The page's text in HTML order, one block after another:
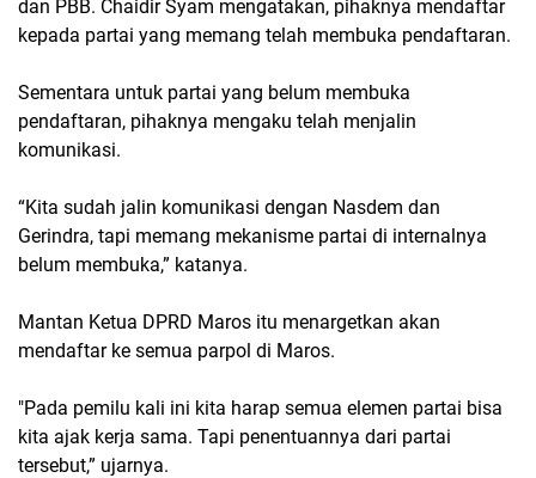
dan PBB. Chaidir Syam mengatakan, pihaknya mendaftar
kepada partai yang memang telah membuka pendaftaran.
Sementara untuk partai yang belum membuka
pendaftaran, pihaknya mengaku telah menjalin
komunikasi.
“Kita sudah jalin komunikasi dengan Nasdem dan
Gerindra, tapi memang mekanisme partai di internalnya
belum membuka,” katanya.
Mantan Ketua DPRD Maros itu menargetkan akan
mendaftar ke semua parpol di Maros.
"Pada pemilu kali ini kita harap semua elemen partai bisa
kita ajak kerja sama. Tapi penentuannya dari partai
tersebut,” ujarnya.